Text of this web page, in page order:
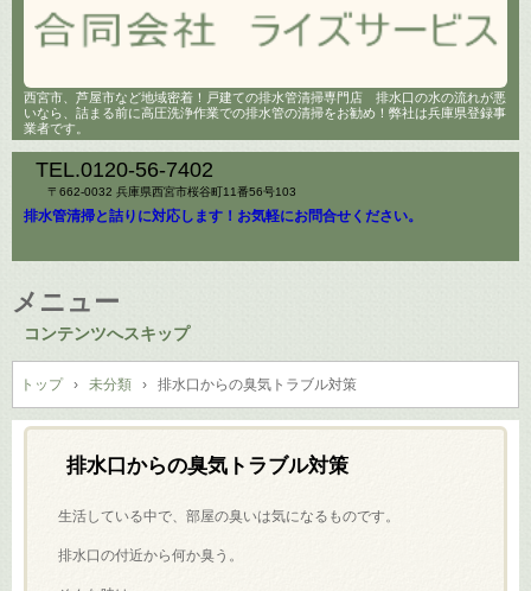
西宮市、芦屋市など地域密着！戸建ての排水管清掃専門店 排水口の水の流れが悪
いなら、詰まる前に高圧洗浄作業での排水管の清掃をお勧め！弊社は兵庫県登録事
業者です。
TEL.0120-56-7402
〒662-0032 兵庫県西宮市桜谷町11番56号103
排水管清掃と詰りに対応します！お気軽にお問合せください。
メニュー
コンテンツへスキップ
トップ › 未分類 › 排水口からの臭気トラブル対策
排水口からの臭気トラブル対策
生活している中で、部屋の臭いは気になるものです。
排水口の付近から何か臭う。